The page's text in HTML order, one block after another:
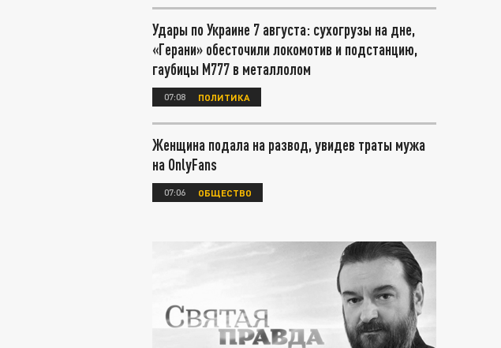
Удары по Украине 7 августа: сухогрузы на дне,
«Герани» обесточили локомотив и подстанцию,
гаубицы М777 в металлолом
07:08 ПОЛИТИКА
Женщина подала на развод, увидев траты мужа
на OnlyFans
07:06 ОБЩЕСТВО